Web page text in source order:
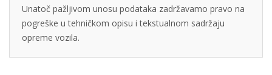
Unatoč pažljivom unosu podataka zadržavamo pravo na
pogreške u tehničkom opisu i tekstualnom sadržaju
opreme vozila.